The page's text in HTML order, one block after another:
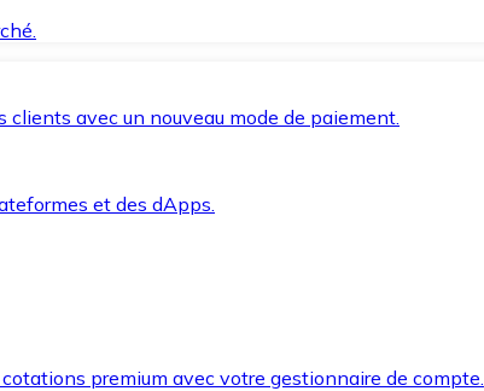
avec un nouveau mode de paiement.
et des dApps.
premium avec votre gestionnaire de compte.